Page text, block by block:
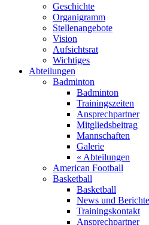
Geschichte
Organigramm
Stellenangebote
Vision
Aufsichtsrat
Wichtiges
Abteilungen
Badminton
Badminton
Trainingszeiten
Ansprechpartner
Mitgliedsbeitrag
Mannschaften
Galerie
« Abteilungen
American Football
Basketball
Basketball
News und Berichte
Trainingskontakt
Ansprechpartner